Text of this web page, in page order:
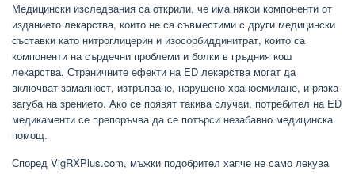
Медицински изследвания са открили, че има някои компоненти от
изданието лекарства, които не са съвместими с други медицински
съставки като нитроглицерин и изосорбиддинитрат, които са
компоненти на сърдечни проблеми и болки в гръдния кош
лекарства. Страничните ефекти на ED лекарства могат да
включват замаяност, изтръпване, нарушено храносмилане, и рязка
загуба на зрението. Ако се появят такива случаи, потребител на ED
медикаменти се препоръчва да се потърси незабавно медицинска
помощ.
Според VigRXPlus.com, мъжки подобрител хапче не само лекува